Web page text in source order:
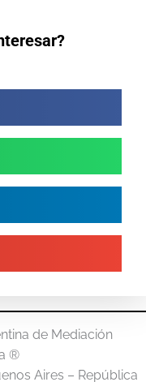
de Mediación
®
Aires – República